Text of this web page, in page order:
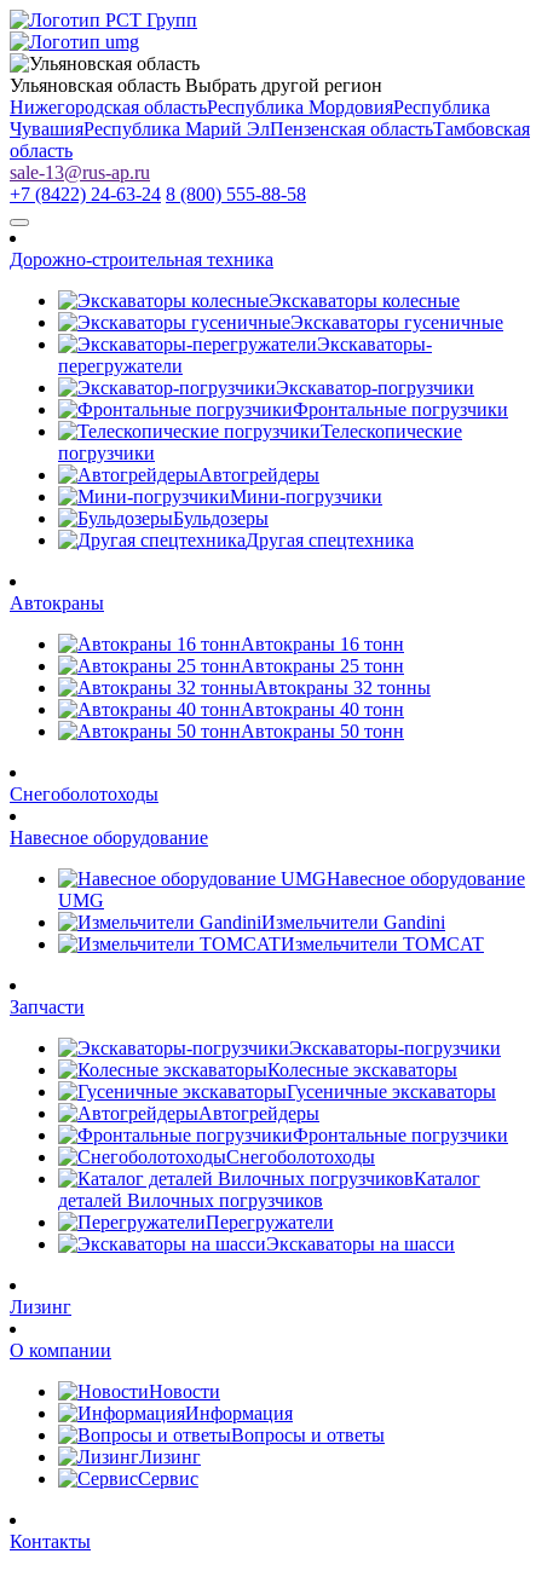
Ульяновская область Выбрать другой регион
Нижегородская областьРеспублика МордовияРеспублика
ЧувашияРеспублика Марий ЭлПензенская областьТамбовская
область
sale-13@rus-ap.ru
+7 (8422) 24-63-24 8 (800) 555-88-58
Дорожно-строительная техника
Экскаваторы колесные
Экскаваторы гусеничные
Экскаваторы-
перегружатели
Экскаватор-погрузчики
Фронтальные погрузчики
Телескопические
погрузчики
Автогрейдеры
Мини-погрузчики
Бульдозеры
Другая спецтехника
Автокраны
Автокраны 16 тонн
Автокраны 25 тонн
Автокраны 32 тонны
Автокраны 40 тонн
Автокраны 50 тонн
Снегоболотоходы
Навесное оборудование
Навесное оборудование
UMG
Измельчители Gandini
Измельчители TOMCAT
Запчасти
Экскаваторы-погрузчики
Колесные экскаваторы
Гусеничные экскаваторы
Автогрейдеры
Фронтальные погрузчики
Снегоболотоходы
Каталог
деталей Вилочных погрузчиков
Перегружатели
Экскаваторы на шасси
Лизинг
О компании
Новости
Информация
Вопросы и ответы
Лизинг
Сервис
Контакты